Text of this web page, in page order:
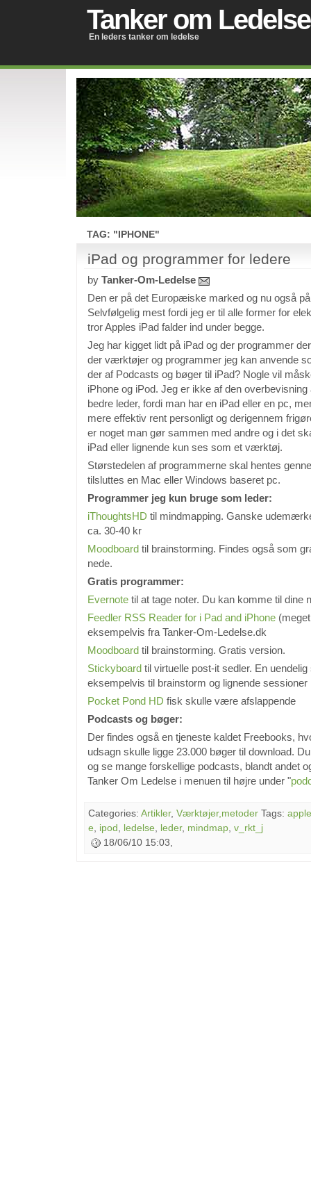
Tanker om Ledelse
En leders tanker om ledelse
TAG: "IPHONE"
iPad og programmer for ledere
by Tanker-Om-Ledelse
Den er på det Europæiske marked og nu også
Selvfølgelig mest fordi jeg er til alle former for
tror Apples iPad falder ind under begge.
Jeg har kigget lidt på iPad og der programmer
der værktøjer og programmer jeg kan anvende
der af Podcasts og bøger til iPad? Nogle vil
iPhone og iPod. Jeg er ikke af den
bedre leder, fordi man har en iPad eller en pc,
mere effektiv rent personligt og derigennem
er noget man gør sammen med andre og i det
iPad eller lignende kun ses som et værktøj.
Størstedelen af programmerne skal hentes
tilsluttes en Mac eller Windows baseret pc.
Programmer jeg kun bruge som leder:
iThoughtsHD til mindmapping. Ganske
ca. 30-40 kr
Moodboard til brainstorming. Findes også som
nede.
Gratis programmer:
Evernote til at tage noter. Du kan komme til dine
Feedler RSS Reader for i Pad and iPhone
eksempelvis fra Tanker-Om-Ledelse.dk
Moodboard til brainstorming. Gratis version.
Stickyboard til virtuelle post-it sedler. En
eksempelvis til brainstorm og lignende sessioner
Pocket Pond HD fisk skulle være afslappende
Podcasts og bøger:
Der findes også en tjeneste kaldet Freebooks,
udsagn skulle ligge 23.000 bøger til download.
og se mange forskellige podcasts, blandt andet
Tanker Om Ledelse i menuen til højre under "
Categories: Artikler, Værktøjer,metoder Tags: apple
e
ipod ledelse leder, mindmap v_rkt_j
18/06/10 15:03,